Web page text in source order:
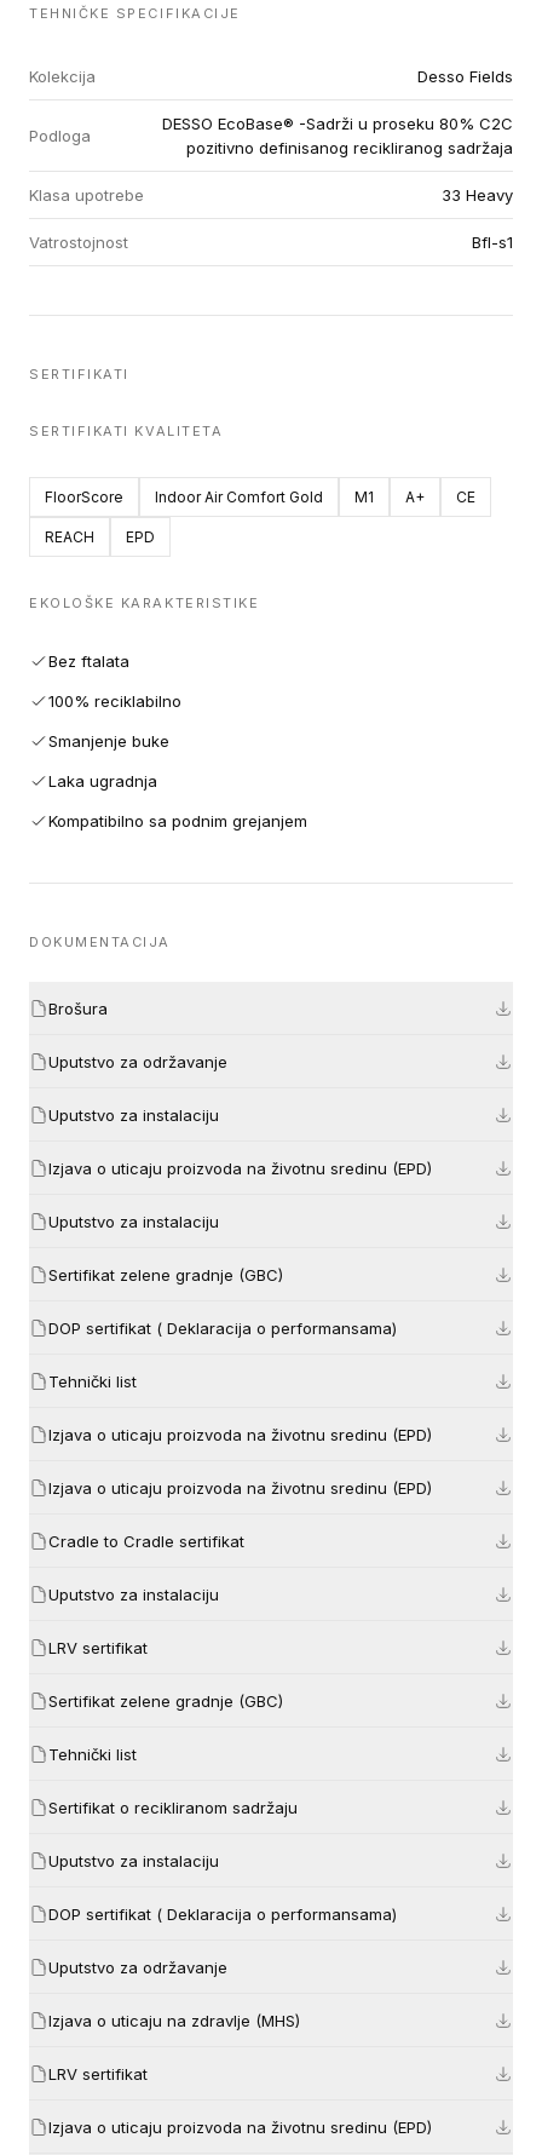
TEHNIČKE SPECIFIKACIJE
Kolekcija Desso Fields
Podloga
DESSO EcoBase® -Sadrži u proseku 80% C2C
pozitivno definisanog recikliranog sadržaja
Klasa upotrebe 33 Heavy
Vatrostojnost Bfl-s1
SERTIFIKATI
SERTIFIKATI KVALITETA
FloorScore Indoor Air Comfort Gold M1 A+ CE
REACH EPD
EKOLOŠKE KARAKTERISTIKE
Bez ftalata
100% reciklabilno
Smanjenje buke
Laka ugradnja
Kompatibilno sa podnim grejanjem
DOKUMENTACIJA
Brošura
Uputstvo za održavanje
Uputstvo za instalaciju
Izjava o uticaju proizvoda na životnu sredinu (EPD)
Uputstvo za instalaciju
Sertifikat zelene gradnje (GBC)
DOP sertifikat ( Deklaracija o performansama)
Tehnički list
Izjava o uticaju proizvoda na životnu sredinu (EPD)
Izjava o uticaju proizvoda na životnu sredinu (EPD)
Cradle to Cradle sertifikat
Uputstvo za instalaciju
LRV sertifikat
Sertifikat zelene gradnje (GBC)
Tehnički list
Sertifikat o recikliranom sadržaju
Uputstvo za instalaciju
DOP sertifikat ( Deklaracija o performansama)
Uputstvo za održavanje
Izjava o uticaju na zdravlje (MHS)
LRV sertifikat
Izjava o uticaju proizvoda na životnu sredinu (EPD)